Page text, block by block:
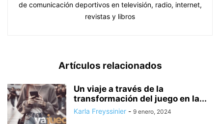
de comunicación deportivos en televisión, radio, internet,
revistas y libros
Artículos relacionados
Un viaje a través de la
transformación del juego en la...
Karla Freyssinier - 9 enero, 2024